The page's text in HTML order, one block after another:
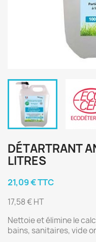
DÉTARTRANT
LITRES
21,09 € TTC
17,58 € HT
Nettoie et élimine le
bains, sanitaires, vide